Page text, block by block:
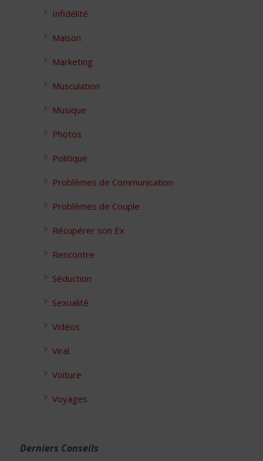
Infidélité
Maison
Marketing
Musculation
Musique
Photos
Politique
Problèmes de Communication
Problèmes de Couple
Récupérer son Ex
Rencontre
Séduction
Sexualité
Vidéos
Viral
Voiture
Voyages
Derniers Conseils